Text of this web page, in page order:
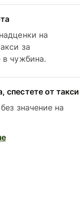
на
за
в чужбина.
спестете от такси
значение на